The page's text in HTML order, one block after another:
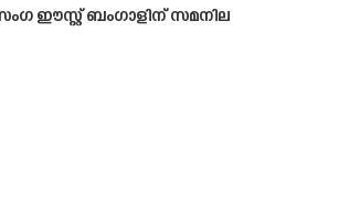
ഈസ്റ്റ് ബംഗാളിന് സമനില